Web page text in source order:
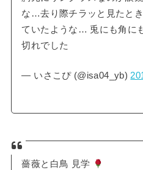
な…去り際チラッと見たと
ていたような… 兎にも角に
切れでした
— いさこぴ (@isa04_yb)
薔薇と白鳥 見学